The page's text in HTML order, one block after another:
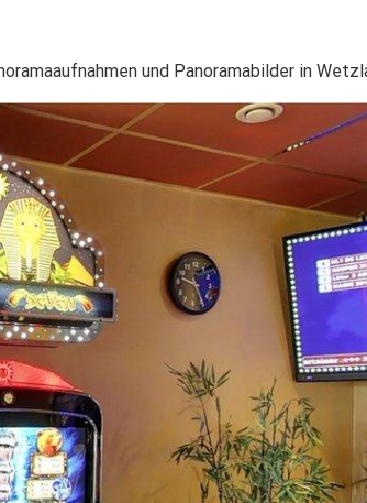
und Panoramabilder in